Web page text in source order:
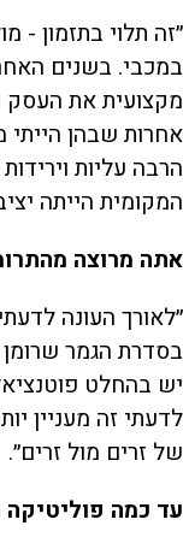
״זה תלוי בתזמון -
במכבי. בשנים
מקצועית את העסק
אחרות שבהן הייתי
הרבה עליות
המקומית הייתה
אתה מרוצה
״לאורך העונה
בסדרת הגמר שרומן
יש בהחלט
לדעתי זה מעניין
של זרים מול זרים״.
עד כמה